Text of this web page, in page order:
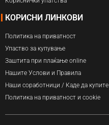
КОРИСНИ ЛИНКОВИ
Политика на приватност
Упаство за купување
Заштита при плаќање online
Нашите Услови и Правила
Наши соработници / Каде да купите
Политика на приватност и cookie